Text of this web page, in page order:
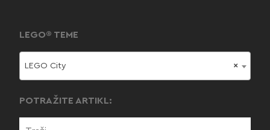
LEGO® TEME
×
LEGO City
POTRAŽITE ARTIKL: